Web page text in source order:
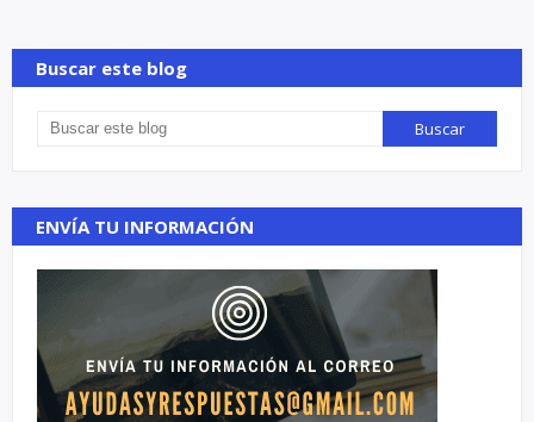
Buscar este blog
ENVÍA TU INFORMACIÓN